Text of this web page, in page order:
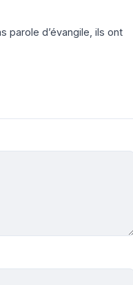
parole d’évangile, ils ont